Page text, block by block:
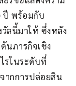
ปี พร้อมกับ
ลนี้มาให้ ซึ่งหลัง
นภารกิจเชิง
รในระดับที่
ากการปล่อยสิน